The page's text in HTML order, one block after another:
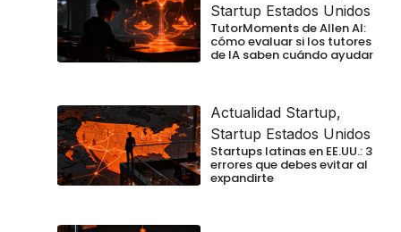
Startup Estados Unidos
TutorMoments de Allen AI:
cómo evaluar si los tutores
de IA saben cuándo ayudar
Actualidad Startup,
Startup Estados Unidos
Startups latinas en EE.UU.: 3
errores que debes evitar al
expandirte